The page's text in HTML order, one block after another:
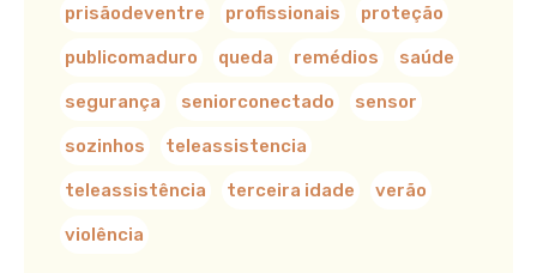
prisãodeventre profissionais proteção
publicomaduro queda remédios saúde
segurança seniorconectado sensor
sozinhos teleassistencia
teleassistência terceira idade verão
violência